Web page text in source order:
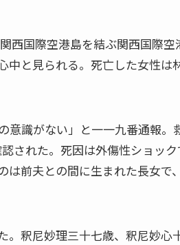
西国際空港島を結ぶ関西国際空
中と見られる。死亡した女性は
識がない」と一一九番通報。
された。死因は外傷性ショッ
前夫との間に生まれた長女で
釈尼妙理三十七歳、釈尼妙心